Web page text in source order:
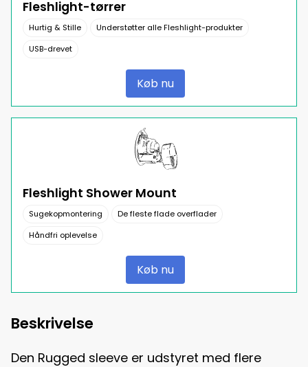
Fleshlight-tørrer
Hurtig & Stille
Understøtter alle Fleshlight-produkter
USB-drevet
Køb nu
Fleshlight Shower Mount
Sugekopmontering
De fleste flade overflader
Håndfri oplevelse
Køb nu
Beskrivelse
Den Rugged sleeve er udstyret med flere